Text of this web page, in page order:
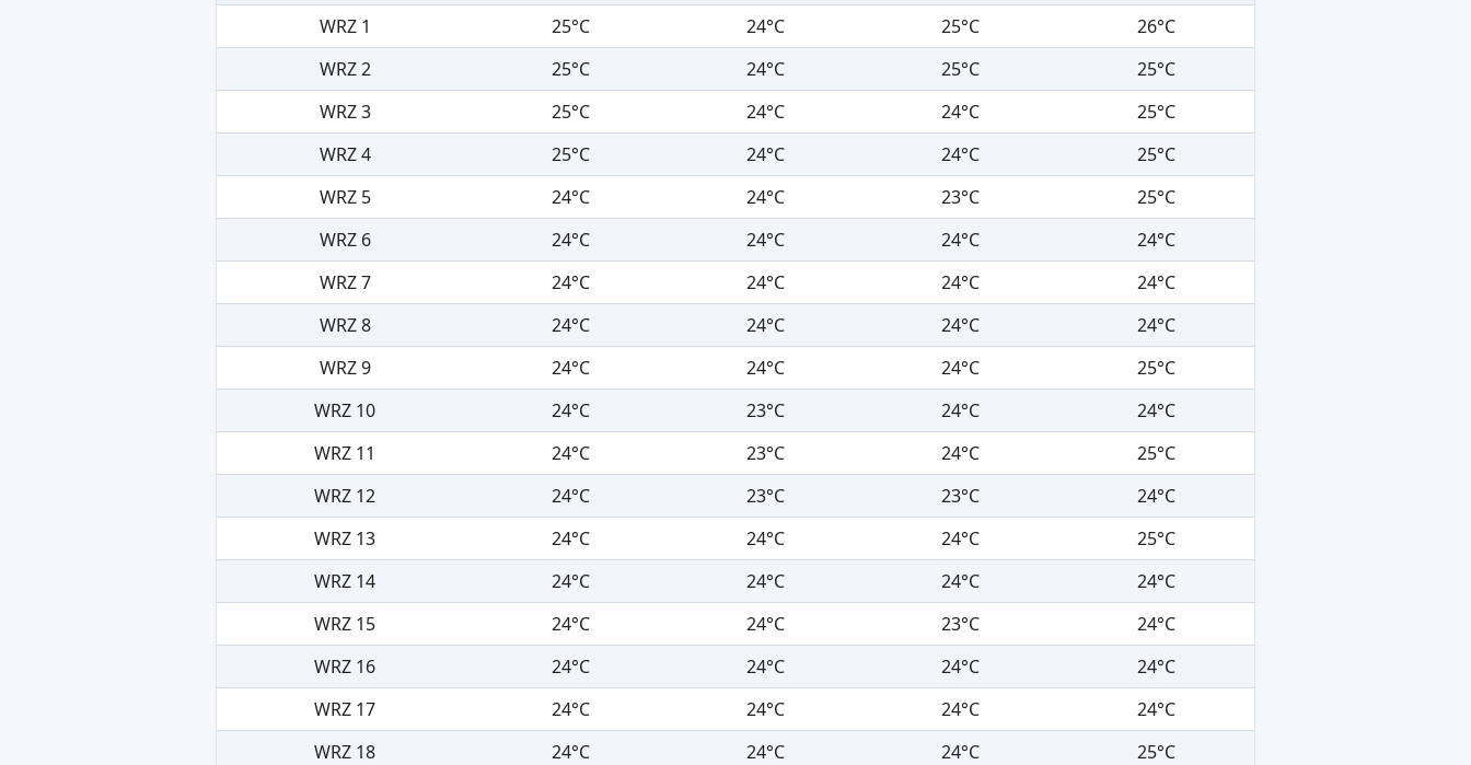
WRZ 1
25°C 24°C 25°C
26°C
WRZ 2
25°C 24°C 25°C
25°C
WRZ 3
25°C 24°C 24°C
25°C
WRZ 4
25°C 24°C 24°C
25°C
WRZ 5
24°C 24°C 23°C
25°C
WRZ 6
24°C 24°C 24°C
24°C
WRZ 7
24°C 24°C 24°C
24°C
WRZ 8
24°C 24°C 24°C
24°C
WRZ 9
24°C 24°C 24°C
25°C
WRZ 10
24°C 23°C 24°C
24°C
WRZ 11
24°C 23°C 24°C
25°C
WRZ 12
24°C 23°C 23°C
24°C
WRZ 13
24°C 24°C 24°C
25°C
WRZ 14
24°C 24°C 24°C
24°C
WRZ 15
24°C 24°C 23°C
24°C
WRZ 16
24°C 24°C 24°C
24°C
WRZ 17
24°C 24°C 24°C
24°C
WRZ 18
24°C 24°C 24°C
25°C